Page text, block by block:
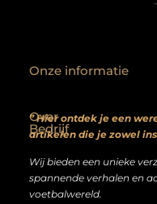
Over
Bedrijf
” Hier ontdek je een
artikelen die je zowel
Wij bieden een unieke
spannende verhalen en
voetbalwereld.
Onze informatie